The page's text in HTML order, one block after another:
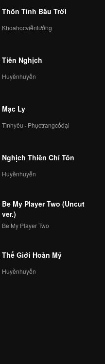
Thôn Tính Bầu Trời
Khoahọcviễntưởng
Tiên Nghịch
Huyềnhuyễn
Mạc Ly
Tìnhyêu · Phụctrangcổđại
Nghịch Thiên Chí Tôn
Huyềnhuyễn
Be My Player Two (Uncut
ver.)
Be My Player Two
Thế Giới Hoàn Mỹ
Huyềnhuyễn